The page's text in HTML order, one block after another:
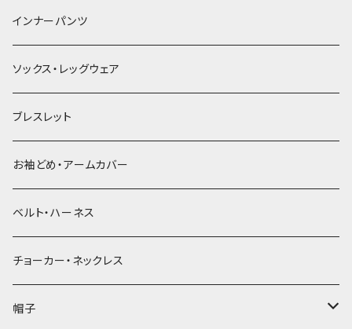
簪
インナーパンツ
ソックス・レッグウェア
ブレスレット
お袖どめ・アームカバー
ベルト・ハーネス
チョーカー・ネックレス
帽子